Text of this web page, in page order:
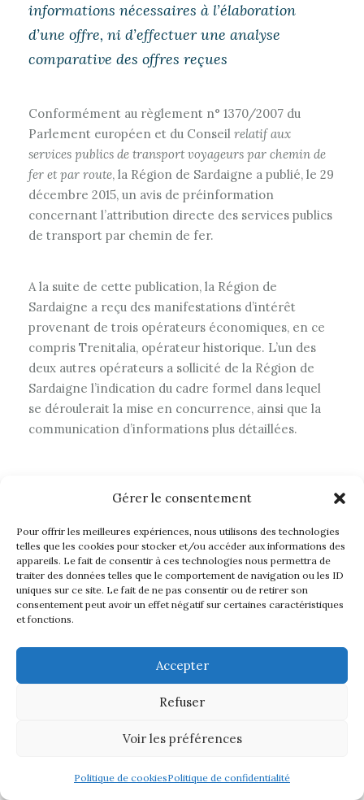
Gérer le consentement
Pour offrir les meilleures expériences, nous utilisons des technologies
telles que les cookies pour stocker et/ou accéder aux informations des
appareils. Le fait de consentir à ces technologies nous permettra de
traiter des données telles que le comportement de navigation ou les ID
uniques sur ce site. Le fait de ne pas consentir ou de retirer son
consentement peut avoir un effet négatif sur certaines caractéristiques
et fonctions.
Accepter
Refuser
Voir les préférences
Politique de cookiesPolitique de confidentialité
informations nécessaires à l’élaboration
d’une offre, ni d’effectuer une analyse
comparative des offres reçues
Conformément au règlement n° 1370/2007 du
Parlement européen et du Conseil relatif aux
services publics de transport voyageurs par chemin de
fer et par route, la Région de Sardaigne a publié, le 29
décembre 2015, un avis de préinformation
concernant l’attribution directe des services publics
de transport par chemin de fer.
A la suite de cette publication, la Région de
Sardaigne a reçu des manifestations d’intérêt
provenant de trois opérateurs économiques, en ce
compris Trenitalia, opérateur historique. L’un des
deux autres opérateurs a sollicité de la Région de
Sardaigne l’indication du cadre formel dans lequel
se déroulerait la mise en concurrence, ainsi que la
communication d’informations plus détaillées.
procéder à une mise en concurrence, a, après
contrat de service de transport public de voyageurs
par chemin de fer régional pour la période allant du
1er novembre 2017 au 31 décembre 2025.
cette attribution directe devant le tribunal
administratif régional pour la Sardaigne.
Devant cette juridiction, l’AGCM a soutenu que
transport de voyageurs devait s’inspirer des